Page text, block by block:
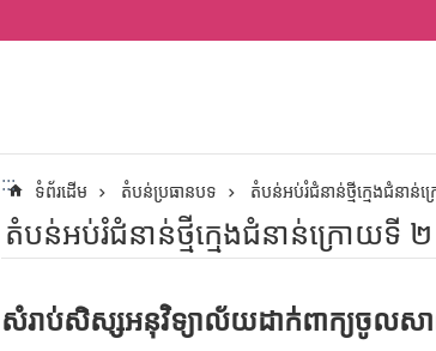
::: ទំព័រដើម តំបន់ប្រធានបទ តំបន់អប់រំជំនាន់ថ្មីក្មេងជំនាន់
តំបន់អប់រំជំនាន់ថ្មីក្មេងជំនាន់ក្រោយទី ២
សំរាប់សិស្សអនុវិទ្យាល័យដាក់ពាក្យចូលសាល